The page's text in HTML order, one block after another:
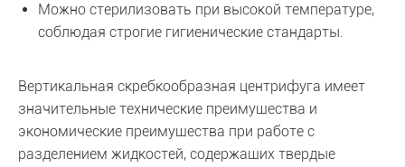
Можно стерилизовать при высокой температуре,
соблюдая строгие гигиенические стандарты.
Вертикальная скребкообразная центрифуга имеет
значительные технические преимущества и
экономические преимущества при работе с
разделением жидкостей, содержащих твердые